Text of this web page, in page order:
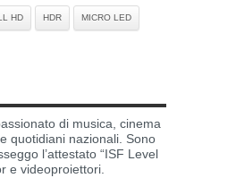
HD HDR MICRO LED
di musica, cinema
quotidiani nazionali. Sono
l’attestato “ISF Level
e videoproiettori.